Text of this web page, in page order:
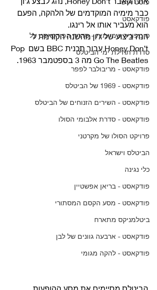
פוסט אישי
פודקאסט
סימפוניה שמיימית - סדרת הפודקאסט על
סדרת תחילת ימי הביטלס
פודקאסט - מריבולבר לפפר
פודקאסט - 1969 של הביטלס
פודקאסט - השירים הזנוחים של הביטלס
פודקאסט - סדרת אלבומי הסולו
פרויקט הסולו של מקרטני
הביטלס וישראל
כלי נגינה
פודקאסט - בריאן אפשטיין
פודקאסט - מסע הקסם המסתורי
ביטלמניקס מתארח
פודקאסט - ארבעה גוונים של לבן
פודקאסט - להקה מגומי
כבר מימיה המוקדמים של הלהקה, הפעם
הוא מעביר אותו אל רינגו.
הנה ביצוע של ג’ון מהשנה הקודמת ל
Honey Don’t עבור תכנית BBC בשם Pop
Go The Beatles מה 3 בספטמבר 1963.